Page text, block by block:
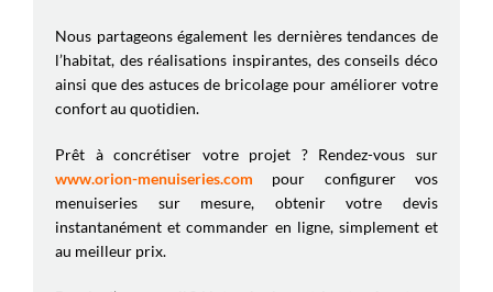
Nous partageons également les dernières tendances de
l’habitat, des réalisations inspirantes, des conseils déco
ainsi que des astuces de bricolage pour améliorer votre
confort au quotidien.
Prêt à concrétiser votre projet ? Rendez-vous sur
www.orion-menuiseries.com pour configurer vos
menuiseries sur mesure, obtenir votre devis
instantanément et commander en ligne, simplement et
au meilleur prix.